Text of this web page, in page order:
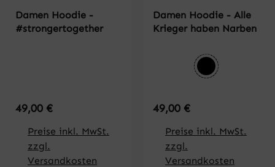
Damen Hoodie -
#strongertogether
Regulärer Preis:
49,00 €
Preise inkl. MwSt.
zzgl.
Versandkosten
Damen Hoodie - Alle
Krieger haben Narben
auswählen
schwarz
Regulärer Preis:
49,00 €
Preise inkl. MwSt.
zzgl.
Versandkosten